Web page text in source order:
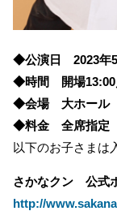
◆公演日 2023年5
◆時間 開場13:00
◆会場 大ホール
◆料金 全席指定
以下のお子さまは
さかなクン 公
http://